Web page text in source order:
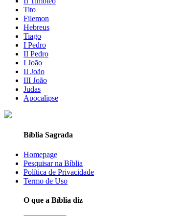
Tito
Filemon
Hebreus
Tiago
I Pedro
II Pedro
I João
II João
III João
Judas
Apocalipse
Bíblia Sagrada
Homepage
Pesquisar na Bíblia
Política de Privacidade
Termo de Uso
O que a Bíblia diz